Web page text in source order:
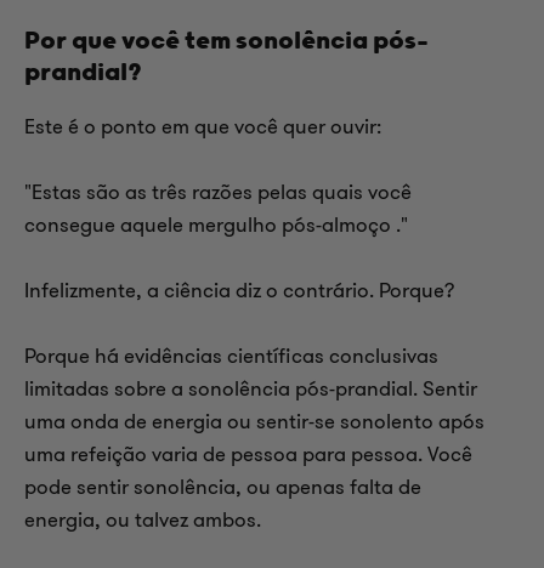
Por que você tem sonolência pós-
prandial?
Este é o ponto em que você quer ouvir:
"Estas são as três razões pelas quais você
consegue aquele mergulho pós-almoço ."
Infelizmente, a ciência diz o contrário. Porque?
Porque há evidências científicas conclusivas
limitadas sobre a sonolência pós-prandial. Sentir
uma onda de energia ou sentir-se sonolento após
uma refeição varia de pessoa para pessoa. Você
pode sentir sonolência, ou apenas falta de
energia, ou talvez ambos.